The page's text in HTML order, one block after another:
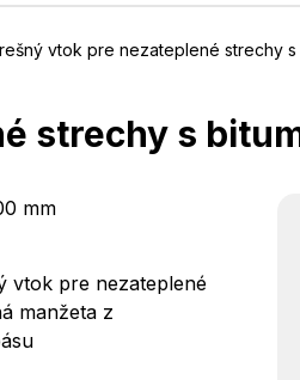
vtok pre nezateplené strechy s
strechy s
mm
vtok pre nezateplené
manžeta z